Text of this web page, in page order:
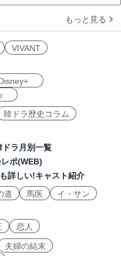
もっと見る
VIVANT
韓ドラ歴史コラム
ドラ月別一覧
ポ(WEB)
詳しい!キャスト紹介
道 馬医
イ・サン
恋人
夫婦の結末